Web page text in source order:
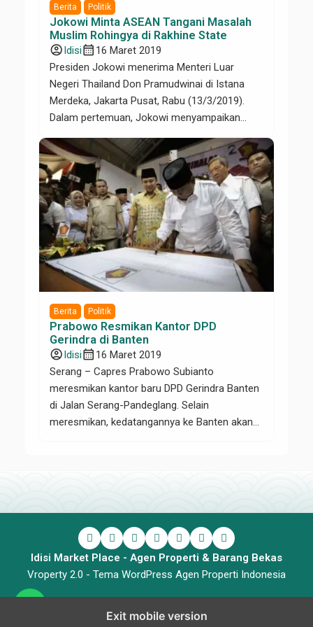
Berita Politik
Jokowi Minta ASEAN Tangani Masalah
Muslim Rohingya di Rakhine State
account_circleIdisicalendar_month 16 Maret 2019
Presiden Jokowi menerima Menteri Luar
Negeri Thailand Don Pramudwinai di Istana
Merdeka, Jakarta Pusat, Rabu (13/3/2019).
Dalam pertemuan, Jokowi menyampaikan
terkait nasib muslim Rohingya di Kota Rakhine,
Myanmar. “Mengenai masalah Rakhine State,
Presiden menyampaikan pentingnya
keterlibatan ASEAN dalam membantu
Myanmar di dalam mempersiapkan repatriasi
yang sukarela, damai, dan bermartabat,” kata
[…]
Berita Politik
Prabowo Resmikan Kantor DPD
Gerindra di Banten
account_circleIdisicalendar_month 16 Maret 2019
Serang – Capres Prabowo Subianto
meresmikan kantor baru DPD Gerindra Banten
di Jalan Serang-Pandeglang. Selain
meresmikan, kedatangannya ke Banten akan
“Hari ini […]
Idisi Market Place - Agen Properti & Barang Bekas
Vroperty 2.0 - Tema WordPress Agen Properti Indonesia
Exit mobile version